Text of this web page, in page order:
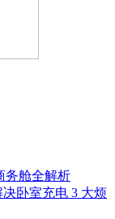
务舱全解析
决卧室充电 3 大烦